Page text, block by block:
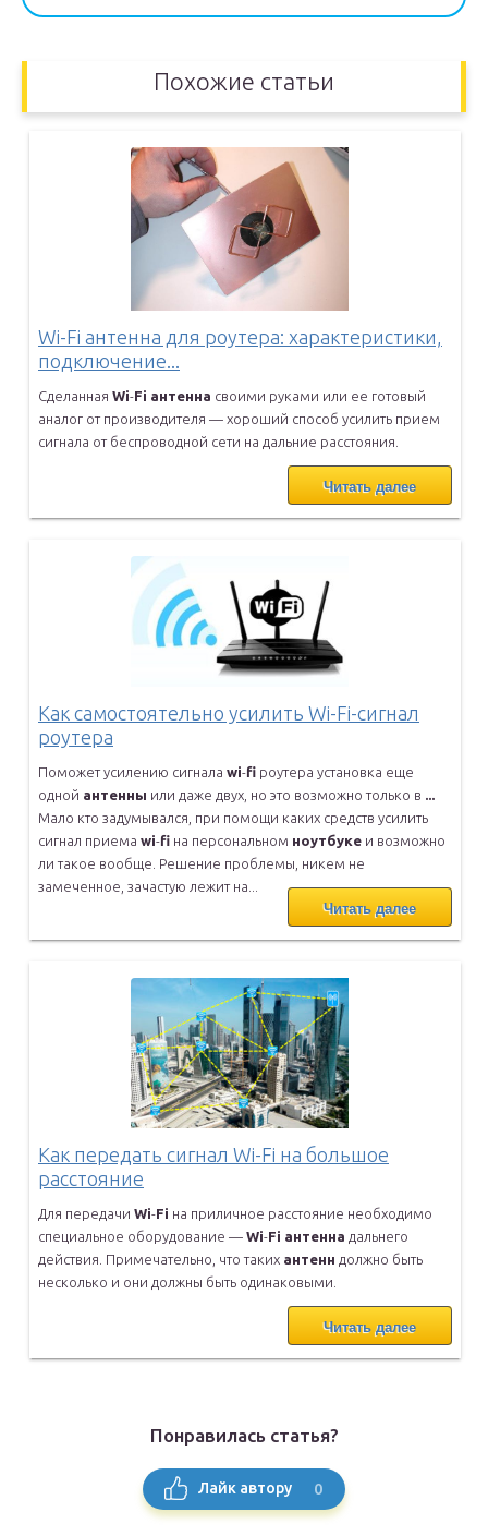
Похожие статьи
Wi-Fi антенна для роутера: характеристики,
подключение...
Сделанная Wi-Fi антенна своими руками или ее готовый
аналог от производителя — хороший способ усилить прием
сигнала от беспроводной сети на дальние расстояния.
Читать далее
Как самостоятельно усилить Wi-Fi-сигнал
роутера
Поможет усилению сигнала wi-fi роутера установка еще
одной антенны или даже двух, но это возможно только в ...
Мало кто задумывался, при помощи каких средств усилить
сигнал приема wi-fi на персональном ноутбуке и возможно
ли такое вообще. Решение проблемы, никем не
замеченное, зачастую лежит на...
Читать далее
Как передать сигнал Wi-Fi на большое
расстояние
Для передачи Wi-Fi на приличное расстояние необходимо
специальное оборудование — Wi-Fi антенна дальнего
действия. Примечательно, что таких антенн должно быть
несколько и они должны быть одинаковыми.
Читать далее
Понравилась статья?
Лайк автору 0